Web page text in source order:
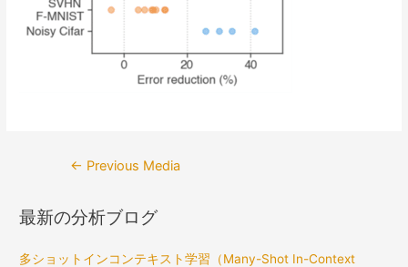
Post
← Previous Media
最新の分析ブログ
多ショットインコンテキスト学習（Many-Shot In-Context